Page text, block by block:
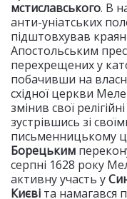
мстиславського. В
анти-уніатських
підштовхував
Апостольським
перехрещених у
побачивши на
східної церкви
змінив свої
зустрівшись зі
письменницькому
Борецьким
серпні 1628 року
активну участь у
Києві та намагався